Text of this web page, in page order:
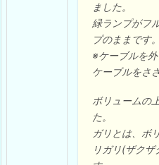
ました。
緑ランプがフ
プのままです。
※ケーブルを
ケーブルをさ
ボリュームの
た。
ガリとは、ボ
リガリ(ザク